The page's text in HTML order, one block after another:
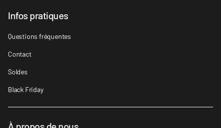
Infos pratiques
Questions fréquentes
Contact
Soldes
Black Friday